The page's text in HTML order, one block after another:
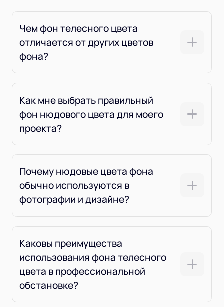
Чем фон телесного цвета
отличается от других цветов
фона?
Как мне выбрать правильный
фон нюдового цвета для моего
проекта?
Почему нюдовые цвета фона
обычно используются в
фотографии и дизайне?
Каковы преимущества
использования фона телесного
цвета в профессиональной
обстановке?